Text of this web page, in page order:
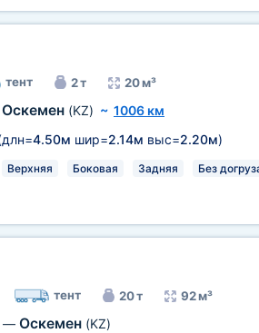
тент 2 т 20 м³
Оскемен (KZ) ~ 1006 км
4.50м шир=2.14м выс=2.20м)
Верхняя Боковая Задняя Без
тент 20 т 92 м³
— Оскемен (KZ)